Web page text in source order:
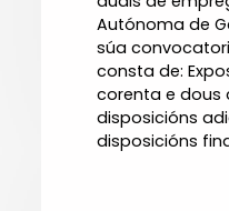
Autónoma de
súa
consta de:
corenta e dous
disposicións
disposicións